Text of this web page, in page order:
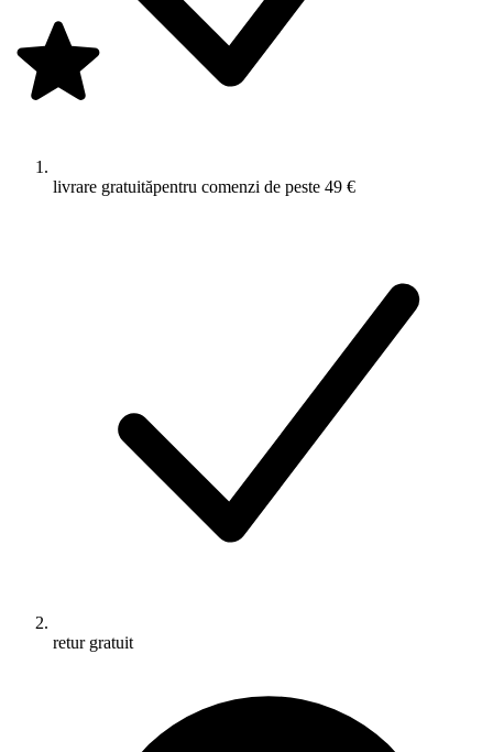
livrare gratuităpentru comenzi de peste 49 €
retur gratuit